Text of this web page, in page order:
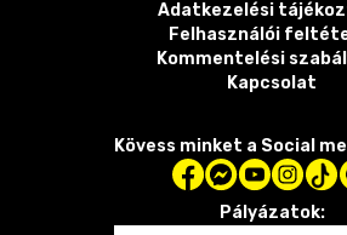
Adatkezelési
Felhasználói
Kommentelési
Kapcsolat
Kövess minket a Social
Pályázatok: